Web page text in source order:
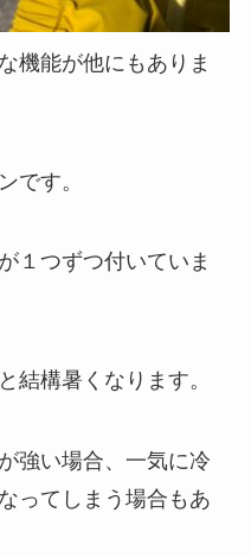
機能が他にもありま
です。
１つずつ付いていま
結構暑くなります。
強い場合、一気に冷
ってしまう場合もあ